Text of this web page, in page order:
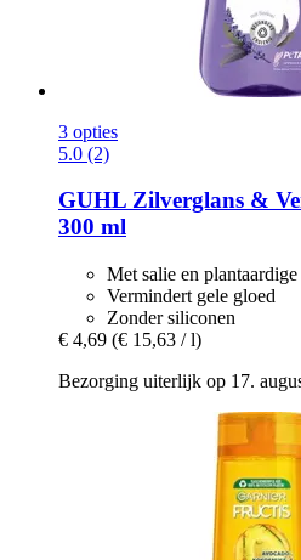
3 opties
5.0 (2)
GUHL Zilverglans &
300 ml
Met salie en
Vermindert gele gloed
Zonder siliconen
€ 4,69 (€ 15,63 / l)
Bezorging uiterlijk op 17.